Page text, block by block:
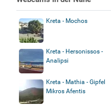
Kreta - Mochos
Kreta - Hersonissos -
Analipsi
Kreta - Mathia - Gipfel
Mikros Afentis